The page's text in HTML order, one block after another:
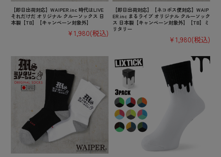
【即日出荷対応】WAIPER.inc 時代はLIVE
それだけだ オリジナル クルーソックス 日
本製【TB】【キャンペーン対象外】
¥1,980(税込)
【即日出荷対応】【ネコポス便対応】WAIP
ER.inc まるライブ オリジナル クルーソック
ス 日本製【キャンペーン対象外】【TB】ミ
リタリー
¥1,980(税込)